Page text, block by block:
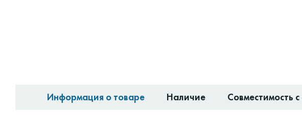
Информация о товаре Наличие Совместимость